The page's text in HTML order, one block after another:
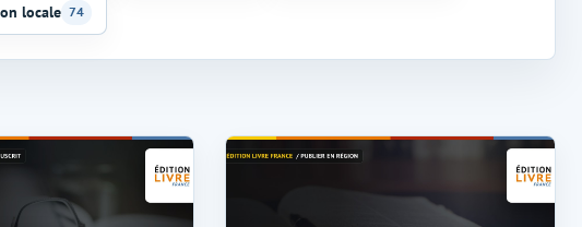
locale 74